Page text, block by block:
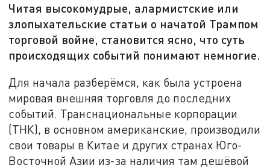
Читая высокомудрые, алармистские или
злопыхательские статьи о начатой Трампом
торговой войне, становится ясно, что суть
происходящих событий понимают немногие.
Для начала разберёмся, как была устроена
мировая внешняя торговля до последних
событий. Транснациональные корпорации
(ТНК), в основном американские, производили
свои товары в Китае и других странах Юго-
Восточной Азии из-за наличия там дешёвой